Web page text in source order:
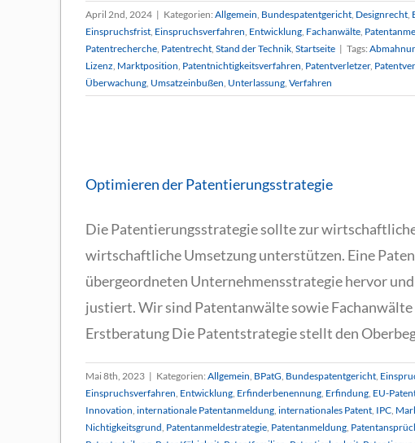
April 2nd, 2024 | Kategorien: Allgemein, Bundespatentgericht, Designrecht,
Einspruchsfrist, Einspruchsverfahren, Entwicklung, Fachanwälte,
Patentrecherche, Patentrecht, Stand der Technik, Startseite | Tags:
Lizenz, Marktposition, Patentnichtigkeitsverfahren, Patentverletzer,
Überwachung, Umsatzeinbußen, Unterlassung, Verfahren
Optimieren der Patentierungsstrategie
Die Patentierungsstrategie sollte zur
wirtschaftliche Umsetzung unterstützen. Eine
übergeordneten Unternehmensstrategie hervor
justiert. Wir sind Patentanwälte sowie Fachanwälte
Erstberatung Die Patentstrategie stellt den
Mai 8th, 2023 | Kategorien: Allgemein, BPatG, Bundespatentgericht,
Einspruchsverfahren, Entwicklung, Erfinderbenennung, Erfindung, EU-
Innovation, internationale Patentanmeldung, internationales Patent, IPC,
Nichtigkeitsgrund, Patentanmeldestrategie, Patentanmeldung,